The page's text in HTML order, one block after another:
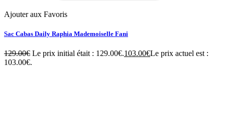
Ajouter aux Favoris
Sac Cabas Daily Raphia Mademoiselle Fani
129.00€ Le prix initial était : 129.00€.103.00€Le prix actuel est :
103.00€.